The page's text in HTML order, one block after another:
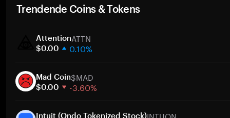
Trendende Coins & Tokens
AttentionATTN
$0.00 0.10%
30 Tage
Marktkapitalisierung
Mad Coin$MAD
$0.00 -3.60%
Intuit (Ondo Tokenized Stock)INTUON